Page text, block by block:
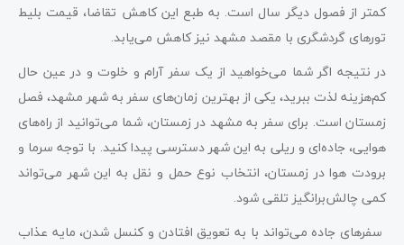
کمتر از فصول دیگر سال است. به طبع این کاهش تقاضا، قیمت بلیط
تور‌های گردشگری با مقصد مشهد نیز کاهش می‌یابد.
در نتیجه اگر شما می‌خواهید از یک سفر آرام و خلوت و در عین حال
کم‌هزینه لذت ببرید، یکی از بهترین زمان‌های سفر به شهر مشهد، فصل
زمستان است. برای سفر به مشهد در زمستان، شما می‌توانید از راه‌های
هوایی، جاده‌ای و ریلی به این شهر دسترسی پیدا کنید. با توجه سرما و
برودت هوا در زمستان، انتخاب نوع حمل و نقل به این شهر می‌تواند
کمی چالش‌برانگیز تلقی شود.
سفرهای جاده می‌تواند با به تعویق افتادن و کنسل شدن، مایه عذاب